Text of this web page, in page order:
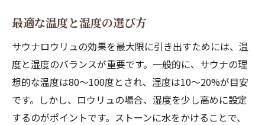
最適な温度と湿度の選び方
サウナロウリュの効果を最大限に引き出すためには、温
度と湿度のバランスが重要です。一般的に、サウナの理
想的な温度は80〜100度とされ、湿度は10〜20%が目安
です。しかし、ロウリュの場合、湿度を少し高めに設定
するのがポイントです。ストーンに水をかけることで、